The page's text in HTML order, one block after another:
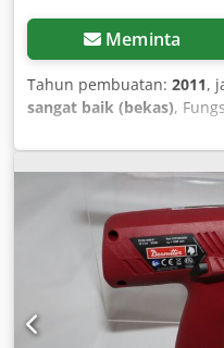
Meminta
Tahun pembuatan: 2011,
sangat baik (bekas),
, nomor
our demonstration tool
functional: Chsdpfx Aiev
Screwdriver SLB012-
start No-load speed:
1.18 Nm Drive: 1/4"
battery: 0.83 kg Other
maintenance available on